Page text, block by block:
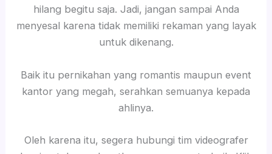
hilang begitu saja. Jadi, jangan sampai Anda
menyesal karena tidak memiliki rekaman yang layak
untuk dikenang.
Baik itu pernikahan yang romantis maupun event
kantor yang megah, serahkan semuanya kepada
ahlinya.
Oleh karena itu, segera hubungi tim videografer